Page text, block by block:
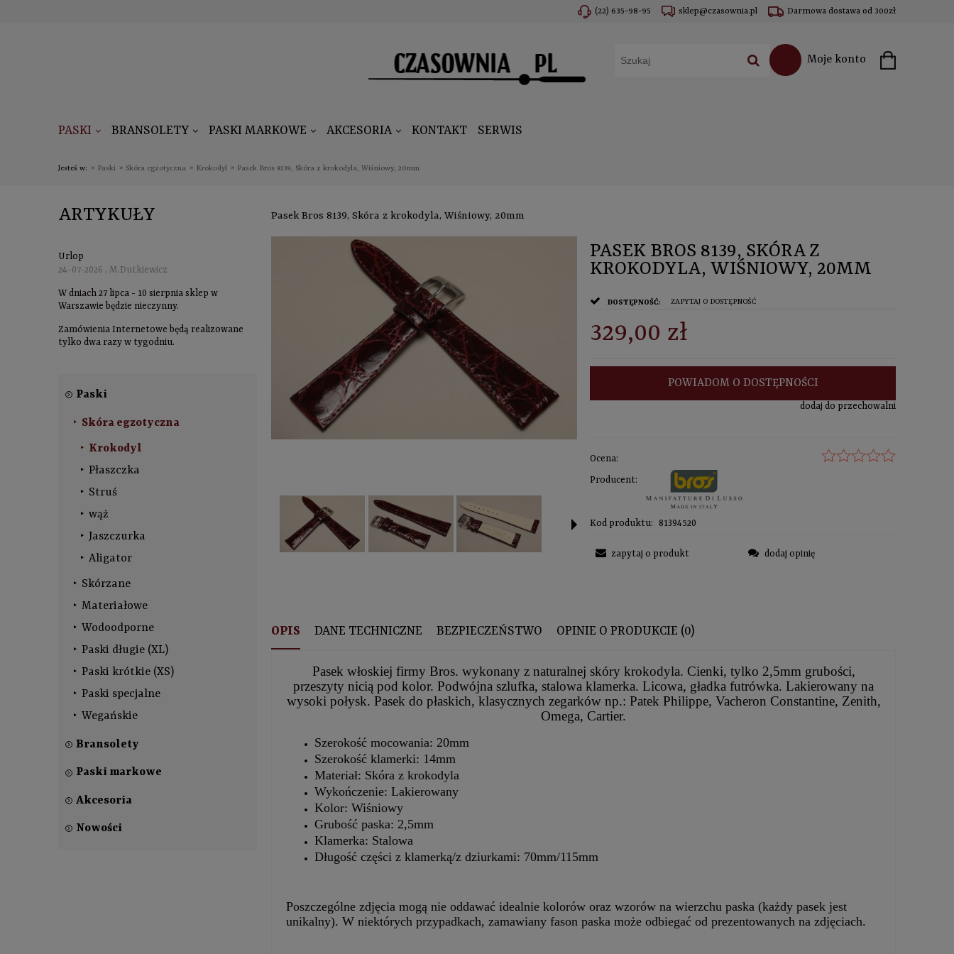
(22) 635-98-95 sklep@czasownia.pl Darmowa dostawa od 300zł
Moje konto
PASKI BRANSOLETY PASKI MARKOWE AKCESORIA KONTAKT SERWIS
Jesteś w: » Paski » Skóra egzotyczna » Krokodyl » Pasek Bros 8139, Skóra z krokodyla, Wiśniowy, 20mm
ARTYKUŁY
Urlop
24-07-2026 , M.Dutkiewicz
W dniach 27 lipca - 10 sierpnia sklep w
Warszawie będzie nieczynny.
Zamówienia Internetowe będą realizowane
tylko dwa razy w tygodniu.
Paski
Skóra egzotyczna
Krokodyl
Płaszczka
Struś
wąż
Jaszczurka
Aligator
Skórzane
Materiałowe
Wodoodporne
Paski długie (XL)
Paski krótkie (XS)
Paski specjalne
Wegańskie
Bransolety
Paski markowe
Akcesoria
Nowości
Pasek Bros 8139, Skóra z krokodyla, Wiśniowy, 20mm
PASEK BROS 8139, SKÓRA Z
KROKODYLA, WIŚNIOWY, 20MM
DOSTĘPNOŚĆ: ZAPYTAJ O DOSTĘPNOŚĆ
329,00 zł
POWIADOM O DOSTĘPNOŚCI
dodaj do przechowalni
Ocena:
Producent:
Kod produktu: 81394520
zapytaj o produkt dodaj opinię
OPIS DANE TECHNICZNE BEZPIECZEŃSTWO OPINIE O PRODUKCIE (0)
Pasek włoskiej firmy Bros. wykonany z naturalnej skóry krokodyla. Cienki, tylko 2,5mm grubości,
przeszyty nicią pod kolor. Podwójna szlufka, stalowa klamerka. Licowa, gładka futrówka. Lakierowany na
wysoki połysk. Pasek do płaskich, klasycznych zegarków np.: Patek Philippe, Vacheron Constantine, Zenith,
Omega, Cartier.
Szerokość mocowania: 20mm
Szerokość klamerki: 14mm
Materiał: Skóra z krokodyla
Wykończenie: Lakierowany
Kolor: Wiśniowy
Grubość paska: 2,5mm
Klamerka: Stalowa
Długość części z klamerką/z dziurkami: 70mm/115mm
Poszczególne zdjęcia mogą nie oddawać idealnie kolorów oraz wzorów na wierzchu paska (każdy pasek jest
unikalny). W niektórych przypadkach, zamawiany fason paska może odbiegać od prezentowanych na zdjęciach.